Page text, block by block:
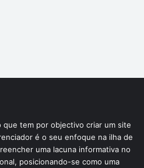
que tem por objectivo criar um site
é o seu enfoque na ilha de
uma lacuna informativa no
posicionando-se como uma